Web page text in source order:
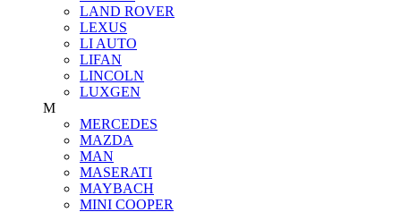
LAND ROVER
LEXUS
LI AUTO
LIFAN
LINCOLN
LUXGEN
M
MERCEDES
MAZDA
MAN
MASERATI
MAYBACH
MINI COOPER